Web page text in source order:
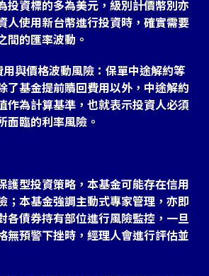
投資標的多為美元，級別計價幣別亦
人使用新台幣進行投資時，確實需要
間的匯率波動。
與價格波動風險：保單中途解約等
了基金提前贖回費用以外，中途解約
作為計算基準，也就表示投資人必須
面臨的利率風險。
護型投資策略，本基金可能存在信用
；本基金強調主動式專家管理，亦即
各債券持有部位進行風險監控，一旦
無預警下挫時，經理人會進行評估並